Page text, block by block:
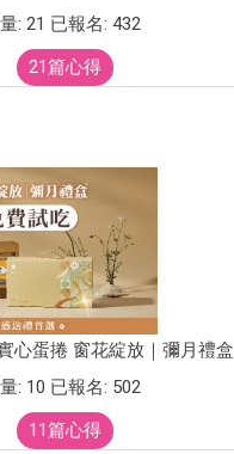
: 21 已報名: 432
21篇心得
心蛋捲 窗花綻放｜彌月禮盒
: 10 已報名: 502
11篇心得